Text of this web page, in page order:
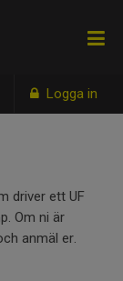
Logga in
driver ett UF
Om ni är
anmäl er.